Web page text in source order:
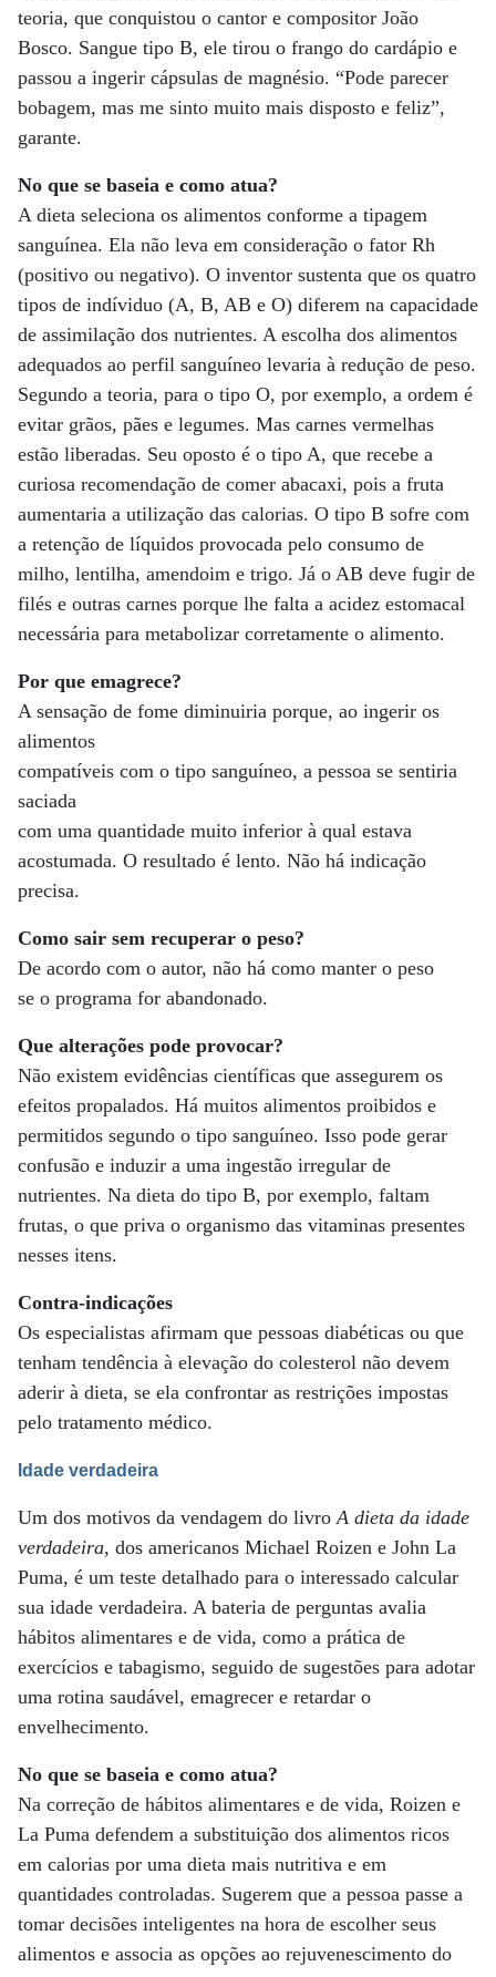
teoria, que conquistou o cantor e compositor João
Bosco. Sangue tipo B, ele tirou o frango do cardápio e
passou a ingerir cápsulas de magnésio. “Pode parecer
bobagem, mas me sinto muito mais disposto e feliz”,
garante.
No que se baseia e como atua?
A dieta seleciona os alimentos conforme a tipagem
sanguínea. Ela não leva em consideração o fator Rh
(positivo ou negativo). O inventor sustenta que os quatro
tipos de indíviduo (A, B, AB e O) diferem na capacidade
de assimilação dos nutrientes. A escolha dos alimentos
adequados ao perfil sanguíneo levaria à redução de peso.
Segundo a teoria, para o tipo O, por exemplo, a ordem é
evitar grãos, pães e legumes. Mas carnes vermelhas
estão liberadas. Seu oposto é o tipo A, que recebe a
curiosa recomendação de comer abacaxi, pois a fruta
aumentaria a utilização das calorias. O tipo B sofre com
a retenção de líquidos provocada pelo consumo de
milho, lentilha, amendoim e trigo. Já o AB deve fugir de
filés e outras carnes porque lhe falta a acidez estomacal
necessária para metabolizar corretamente o alimento.
Por que emagrece?
A sensação de fome diminuiria porque, ao ingerir os
alimentos
compatíveis com o tipo sanguíneo, a pessoa se sentiria
saciada
com uma quantidade muito inferior à qual estava
acostumada. O resultado é lento. Não há indicação
precisa.
Como sair sem recuperar o peso?
De acordo com o autor, não há como manter o peso
se o programa for abandonado.
Que alterações pode provocar?
Não existem evidências científicas que assegurem os
efeitos propalados. Há muitos alimentos proibidos e
permitidos segundo o tipo sanguíneo. Isso pode gerar
confusão e induzir a uma ingestão irregular de
nutrientes. Na dieta do tipo B, por exemplo, faltam
frutas, o que priva o organismo das vitaminas presentes
nesses itens.
Contra-indicações
Os especialistas afirmam que pessoas diabéticas ou que
tenham tendência à elevação do colesterol não devem
aderir à dieta, se ela confrontar as restrições impostas
pelo tratamento médico.
Idade verdadeira
Um dos motivos da vendagem do livroA dieta da idade
verdadeira, dos americanos Michael Roizen e John La
Puma, é um teste detalhado para o interessado calcular
sua idade verdadeira. A bateria de perguntas avalia
hábitos alimentares e de vida, como a prática de
exercícios e tabagismo, seguido de sugestões para adotar
uma rotina saudável, emagrecer e retardar o
envelhecimento.
No que se baseia e como atua?
Na correção de hábitos alimentares e de vida, Roizen e
La Puma defendem a substituição dos alimentos ricos
em calorias por uma dieta mais nutritiva e em
quantidades controladas. Sugerem que a pessoa passe a
tomar decisões inteligentes na hora de escolher seus
alimentos e associa as opções ao rejuvenescimento do